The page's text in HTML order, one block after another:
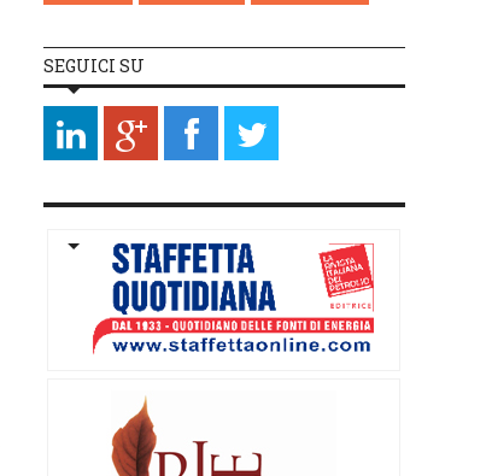
SEGUICI SU